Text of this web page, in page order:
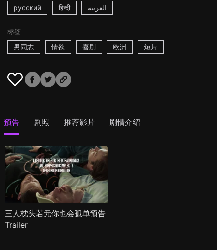
русский हिन्दी العربية
标签
男同志
情欲 喜剧 欧洲 短片
预告 剧照 推荐影片 剧情介绍
三人枕头若无你也会孤单预告
Trailer